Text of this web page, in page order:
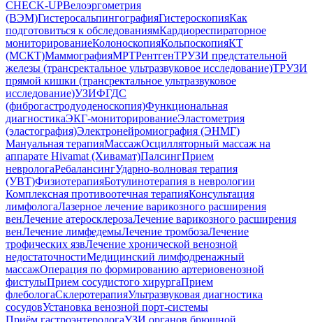
CHECK-UPВелоэргометрия
(ВЭМ)ГистеросальпингографияГистероскопияКак
подготовиться к обследованиямКардиореспираторное
мониторированиеКолоноскопияКольпоскопияКТ
(МСКТ)МаммографияМРТРентгенТРУЗИ предстательной
железы (трансректальное ультразвуковое исследование)ТРУЗИ
прямой кишки (трансректальное ультразвуковое
исследование)УЗИФГДС
(фиброгастродуоденоскопия)Функциональная
диагностикаЭКГ-мониторированиеЭластометрия
(эластография)Электронейромиография (ЭНМГ)
Мануальная терапияМассажОсцилляторный массаж на
аппарате Hivamat (Хивамат)ПалсингПрием
неврологаРебалансингУдарно-волновая терапия
(УВТ)ФизиотерапияБотулинотерапия в неврологии
Комплексная противоотечная терапияКонсультация
лимфологаЛазерное лечение варикозного расширения
венЛечение атеросклерозаЛечение варикозного расширения
венЛечение лимфедемыЛечение тромбозаЛечение
трофических язвЛечение хронической венозной
недостаточностиМедицинский лимфодренажный
массажОперация по формированию артериовенозной
фистулыПрием сосудистого хирургаПрием
флебологаСклеротерапияУльтразвуковая диагностика
сосудовУстановка венозной порт-системы
Приём гастроэнтерологаУЗИ органов брюшной